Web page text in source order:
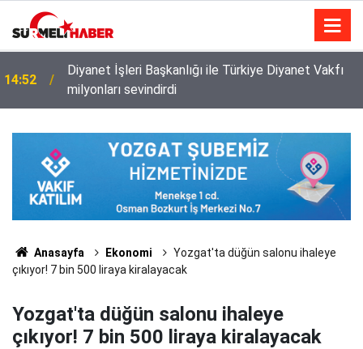
14:52
Diyanet İşleri Başkanlığı ile Türkiye Diyanet Vakfı
milyonları sevindirdi
Anasayfa Ekonomi
Yozgat'ta düğün salonu ihaleye
çıkıyor! 7 bin 500 liraya kiralayacak
Yozgat'ta düğün salonu ihaleye
çıkıyor! 7 bin 500 liraya kiralayacak